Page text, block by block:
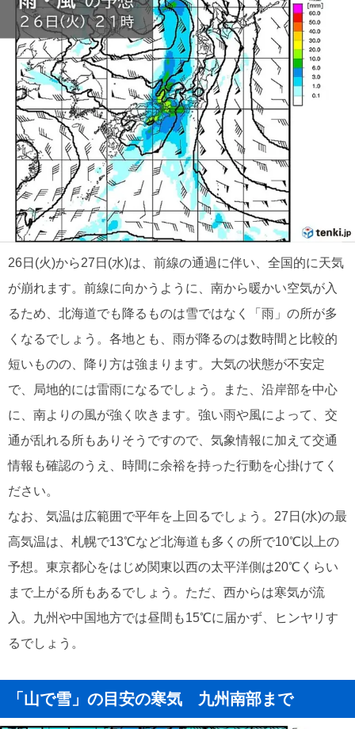
26日(火)から27日(水)は、前線の通過に伴い、全国的に天気
が崩れます。前線に向かうように、南から暖かい空気が入
るため、北海道でも降るものは雪ではなく「雨」の所が多
くなるでしょう。各地とも、雨が降るのは数時間と比較的
短いものの、降り方は強まります。大気の状態が不安定
で、局地的には雷雨になるでしょう。また、沿岸部を中心
に、南よりの風が強く吹きます。強い雨や風によって、交
通が乱れる所もありそうですので、気象情報に加えて交通
情報も確認のうえ、時間に余裕を持った行動を心掛けてく
ださい。
なお、気温は広範囲で平年を上回るでしょう。27日(水)の最
高気温は、札幌で13℃など北海道も多くの所で10℃以上の
予想。東京都心をはじめ関東以西の太平洋側は20℃くらい
まで上がる所もあるでしょう。ただ、西からは寒気が流
入。九州や中国地方では昼間も15℃に届かず、ヒンヤリす
るでしょう。
「山で雪」の目安の寒気 九州南部まで